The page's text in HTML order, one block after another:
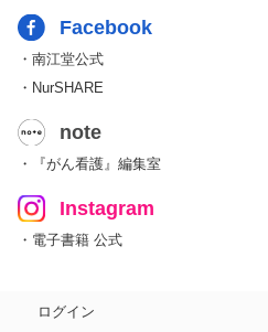
Facebook
・南江堂公式
・NurSHARE
note
・『がん看護』編集室
Instagram
・電子書籍 公式
ログイン